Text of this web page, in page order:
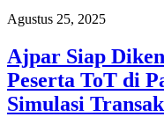
Agustus 25, 2025
Ajpar Siap
Peserta ToT di
Simulasi